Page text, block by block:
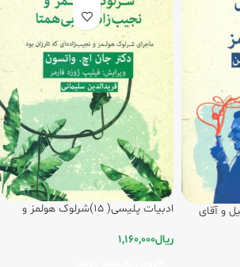
جکیل و آقای
ادبیات پلیسی( 15)شرلوک هولمز و
ریال1,160,000